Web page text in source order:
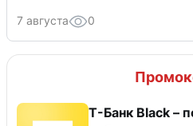
7 августа 0
Т-Банк Black –